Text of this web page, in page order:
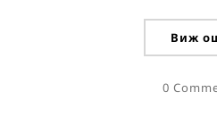
Виж
0